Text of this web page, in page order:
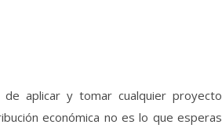
aplicar y tomar cualquier proyecto
económica no es lo que esperas